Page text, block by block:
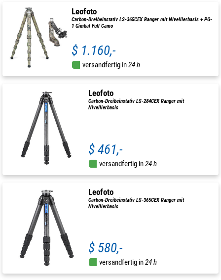
Leofoto
Carbon-Dreibeinstativ LS-365CEX Ranger mit Nivellierbasis + PG-
1 Gimbal Full Camo
$ 1.160,-
versandfertig in24 h
Leofoto
Carbon-Dreibeinstativ LS-284CEX Ranger mit
Nivellierbasis
$ 461,-
versandfertig in24 h
Leofoto
Carbon-Dreibeinstativ LS-365CEX Ranger mit
Nivellierbasis
$ 580,-
versandfertig in24 h